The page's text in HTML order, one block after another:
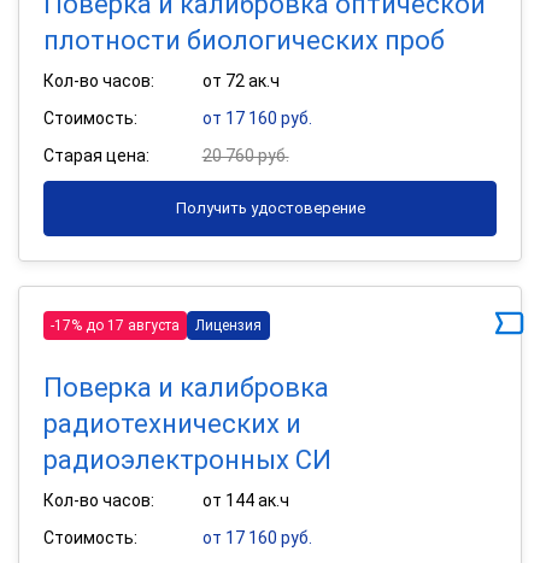
плотности биологических проб
Кол-во часов:
от 72 ак.ч
Стоимость:
от 17 160 руб.
Старая цена:
20 760 руб.
Получить удостоверение
-17% до 17 августа Лицензия
Поверка и калибровка
радиотехнических и
радиоэлектронных СИ
Кол-во часов:
от 144 ак.ч
Стоимость:
от 17 160 руб.